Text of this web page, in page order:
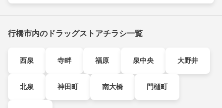
行橋市内のドラッグストアチラシ一覧
西泉 寺畔 福原 泉中央 大野井
北泉 神田町 南大橋 門樋町